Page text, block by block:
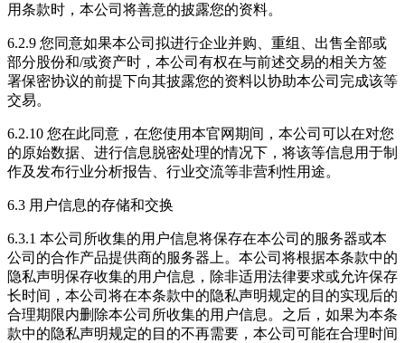
用条款时，本公司将善意的披露您的资料。
6.2.9 您同意如果本公司拟进行企业并购、重组、出售全部或
部分股份和/或资产时，本公司有权在与前述交易的相关方签
署保密协议的前提下向其披露您的资料以协助本公司完成该等
交易。
6.2.10 您在此同意，在您使用本官网期间，本公司可以在对您
的原始数据、进行信息脱密处理的情况下，将该等信息用于制
作及发布行业分析报告、行业交流等非营利性用途。
6.3 用户信息的存储和交换
6.3.1 本公司所收集的用户信息将保存在本公司的服务器或本
公司的合作产品提供商的服务器上。本公司将根据本条款中的
隐私声明保存收集的用户信息，除非适用法律要求或允许保存
长时间，本公司将在本条款中的隐私声明规定的目的实现后的
合理期限内删除本公司所收集的用户信息。之后，如果为本条
款中的隐私声明规定的目的不再需要，本公司可能在合理时间